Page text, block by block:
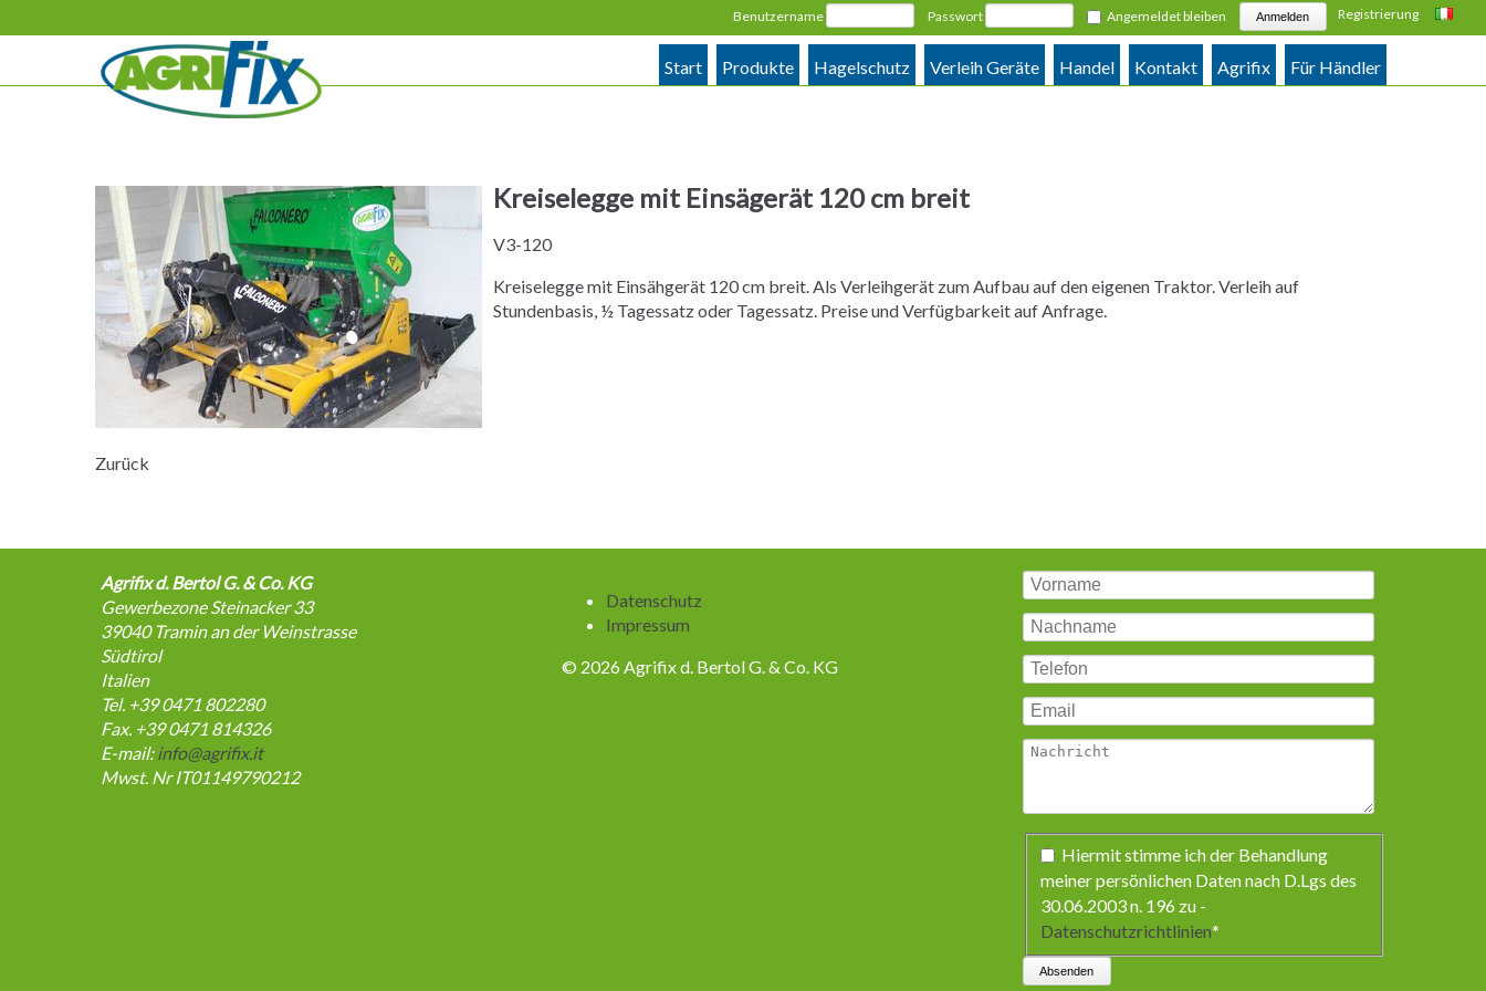
Italiano
Registrierung
Benutzername Passwort Angemeldet bleiben
überspringen
Start Produkte Hagelschutz Verleih Geräte Handel Kontakt Agrifix Für Händler
Kreiselegge mit Einsägerät 120 cm breit
V3-120
Kreiselegge mit Einsähgerät 120 cm breit. Als Verleihgerät zum Aufbau auf den eigenen Traktor. Verleih auf
Stundenbasis, ½ Tagessatz oder Tagessatz. Preise und Verfügbarkeit auf Anfrage.
Zurück
Agrifix d. Bertol G. & Co. KG
Gewerbezone Steinacker 33
39040 Tramin an der Weinstrasse
Südtirol
Italien
Tel. +39 0471 802280
Fax. +39 0471 814326
E-mail:info@agrifix.it
Mwst. Nr IT01149790212
überspringen
Datenschutz
Impressum
© 2026 Agrifix d. Bertol G. & Co. KG
Pflichtfeld
Hiermit stimme ich der Behandlung
meiner persönlichen Daten nach D.Lgs des
30.06.2003 n. 196 zu -
Datenschutzrichtlinien*
Absenden